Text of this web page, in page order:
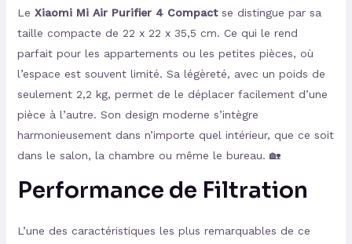
Le Xiaomi Mi Air Purifier 4 Compactse distingue par sa
taille compacte de 22 x 22 x 35,5 cm. Ce qui le rend
parfait pour les appartements ou les petites pièces, où
l’espace est souvent limité. Sa légèreté, avec un poids de
seulement 2,2 kg, permet de le déplacer facilement d’une
pièce à l’autre. Son design moderne s’intègre
harmonieusement dans n’importe quel intérieur, que ce soit
dans le salon, la chambre ou même le bureau. 🏡
Performance de Filtration
L’une des caractéristiques les plus remarquables de ce